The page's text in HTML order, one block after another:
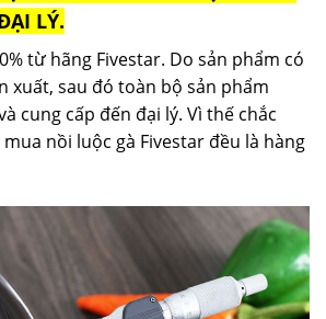
LÝ.
từ hãng Fivestar. Do sản phẩm có
xuất, sau đó toàn bộ sản phẩm
cung cấp đến đại lý. Vì thế chắc
nồi luộc gà Fivestar đều là hàng